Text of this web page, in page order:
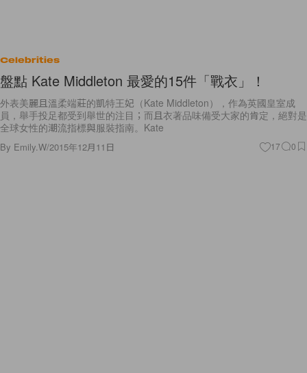
Celebrities
盤點 Kate Middleton 最愛的15件「戰衣」！
外表美麗且溫柔端莊的凱特王妃（Kate Middleton），作為英國皇室成
員，舉手投足都受到舉世的注目；而且衣著品味備受大家的肯定，絕對是
全球女性的潮流指標與服裝指南。Kate
By Emily.W/2015年12月11日 17 0